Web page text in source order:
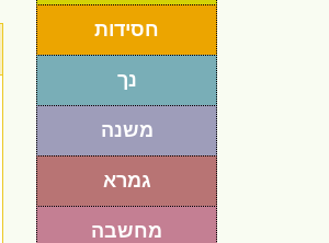
חסידות
נך
משנה
גמרא
מחשבה